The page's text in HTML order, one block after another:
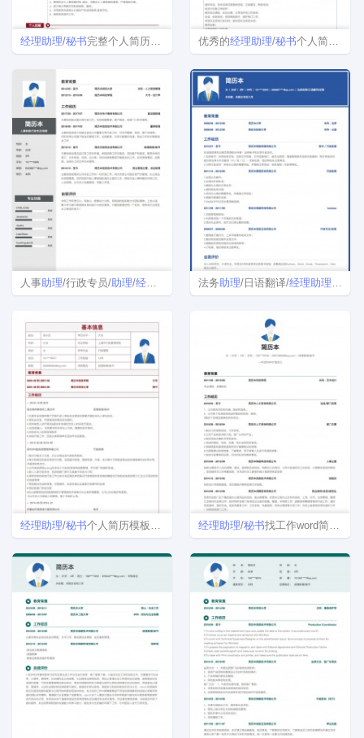
经理 助理/秘书完整个人简历样本 优秀的经理 助理/秘书个人简历模板
人事助理/行政专员/助理/经理 秘书个人简历模板
法务助理/日语翻译/经理助理/ 秘书
经理助理/秘书个人简历模板免费下载 经理助理/秘书找工作word简历模板